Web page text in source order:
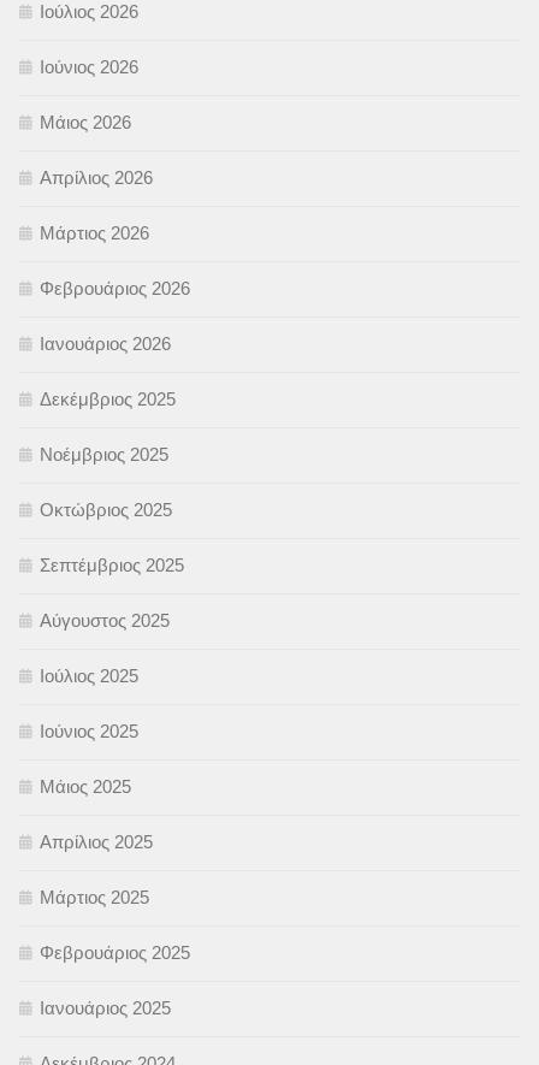
Ιούλιος 2026
Ιούνιος 2026
Μάιος 2026
Απρίλιος 2026
Μάρτιος 2026
Φεβρουάριος 2026
Ιανουάριος 2026
Δεκέμβριος 2025
Νοέμβριος 2025
Οκτώβριος 2025
Σεπτέμβριος 2025
Αύγουστος 2025
Ιούλιος 2025
Ιούνιος 2025
Μάιος 2025
Απρίλιος 2025
Μάρτιος 2025
Φεβρουάριος 2025
Ιανουάριος 2025